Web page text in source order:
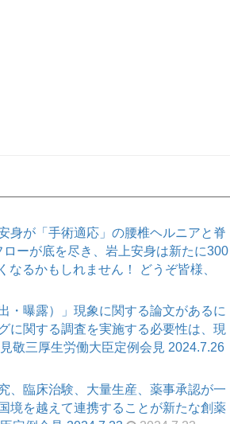
身が「手術適応」の腰椎ヘルニアと脊
ーが底を尽き、岩上安身は新たに300
るかもしれません！ どうぞ皆様、
・曝露）」現象に関する論文があるに
に関する調査を実施する必要性は、現
敬三厚生労働大臣定例会見 2024.7.26
、臨床治験、大量生産、薬事承認が一
境を越えて連携することが新たな創薬